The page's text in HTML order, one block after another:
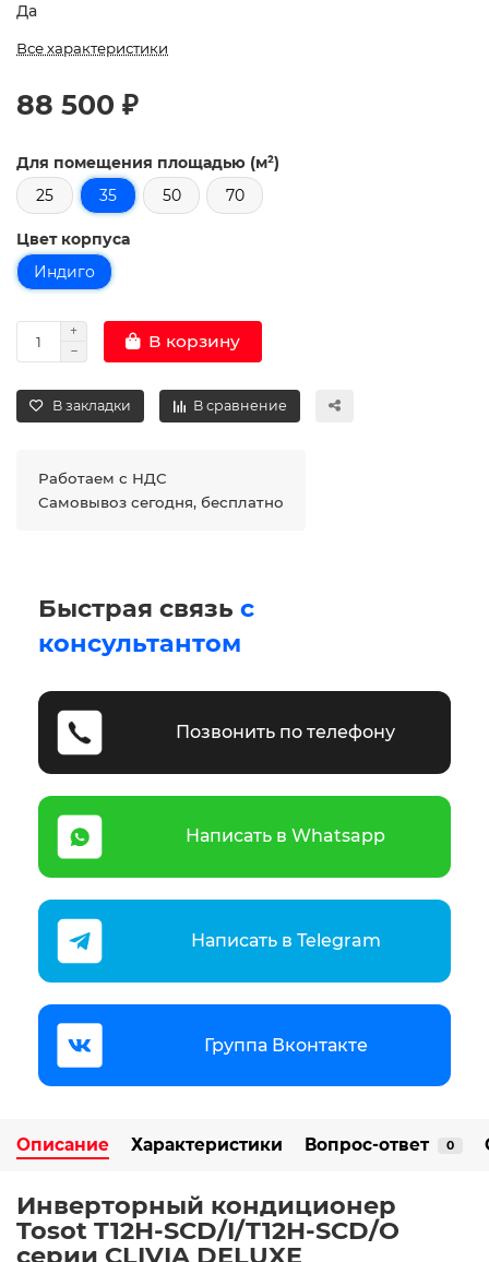
Да
Все характеристики
88 500 ₽
Для помещения площадью (м²)
25
35 50 70
Цвет корпуса
Индиго
В корзину
В закладки В сравнение
Работаем с НДС
Самовывоз сегодня, бесплатно
Быстрая связь с
консультантом
Позвонить по телефону
Написать в Whatsapp
Написать в Telegram
Группа Вконтакте
Описание Характеристики Вопрос-ответ 0
Инверторный кондиционер
Tosot T12H-SCD/I/T12H-SCD/O
серии CLIVIA DELUXE